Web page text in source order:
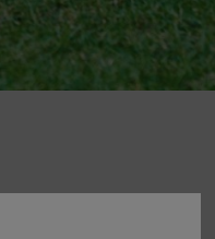
Ist der Zaun